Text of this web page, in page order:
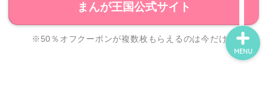
まんが王国公式サイト
※50％オフクーポンが複数枚もらえるのは今だけ！
MENU